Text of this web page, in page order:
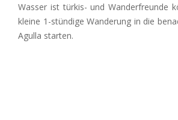
Wasser ist türkis- und Wanderfreunde
kleine 1-stündige Wanderung in die
Agulla starten.